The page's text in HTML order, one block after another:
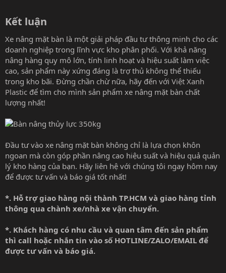
Kết luận​
Xe nâng mặt bàn là một giải pháp đầu tư thông minh cho các
doanh nghiệp trong lĩnh vực kho phân phối. Với khả năng
nâng hàng quy mô lớn, tính linh hoạt và hiệu suất làm việc
cao, sản phẩm này xứng đáng là trợ thủ không thể thiếu
trong kho bãi. Đừng chần chừ nữa, hãy đến với Việt Xanh
Plastic để tìm cho mình sản phẩm xe nâng mặt bàn chất
lượng nhất!
Đầu tư vào xe nâng mặt bàn không chỉ là lựa chọn khôn
ngoan mà còn góp phần nâng cao hiệu suất và hiệu quả quản
lý kho hàng của bạn. Hãy liên hệ với chúng tôi ngay hôm nay
để được tư vấn và báo giá tốt nhất!
*. Hỗ trợ giao hàng nội thành TP.HCM và giao hàng tỉnh
thông qua chành xe/nhà xe vận chuyển.
*. Khách hàng có nhu cầu và quan tâm đến sản phẩm
thì call hoặc nhắn tin vào số HOTLINE/ZALO/EMAIL để
được tư vấn và báo giá.